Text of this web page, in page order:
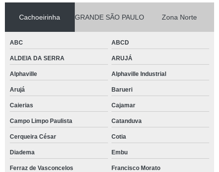
Cachoeirinha GRANDE SÃO PAULO Zona Norte
ABC ABCD
ALDEIA DA SERRA ARUJÁ
Alphaville Alphaville Industrial
Arujá Barueri
Caierias Cajamar
Campo Limpo Paulista Catanduva
Cerqueira César Cotia
Diadema Embu
Ferraz de Vasconcelos Francisco Morato